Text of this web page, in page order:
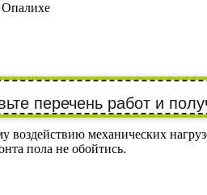
перечень работ и
механических
пола не обойтись.